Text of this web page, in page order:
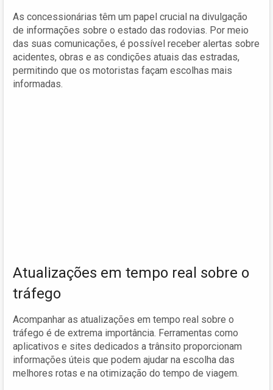
As concessionárias têm um papel crucial na divulgação
de informações sobre o estado das rodovias. Por meio
das suas comunicações, é possível receber alertas sobre
acidentes, obras e as condições atuais das estradas,
permitindo que os motoristas façam escolhas mais
informadas.
Atualizações em tempo real sobre o
tráfego
Acompanhar as atualizações em tempo real sobre o
tráfego é de extrema importância. Ferramentas como
aplicativos e sites dedicados a trânsito proporcionam
informações úteis que podem ajudar na escolha das
melhores rotas e na otimização do tempo de viagem.